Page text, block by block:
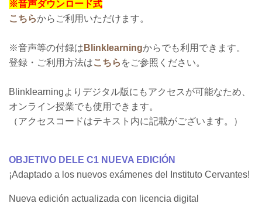
※音声ダウンロード式
こちらからご利用いただけます。
※音声等の付録は Blinklearningからでも利用できます。
登録・ご利用方法はこちら をご参照ください。
Blinklearningよりデジタル版にもアクセスが可能なため、
オンライン授業でも使用できます。
（アクセスコードはテキスト内に記載がございます。）
OBJETIVO DELE C1 NUEVA EDICIÓN
¡Adaptado a los nuevos exámenes del Instituto Cervantes!
Nueva edición actualizada con licencia digital